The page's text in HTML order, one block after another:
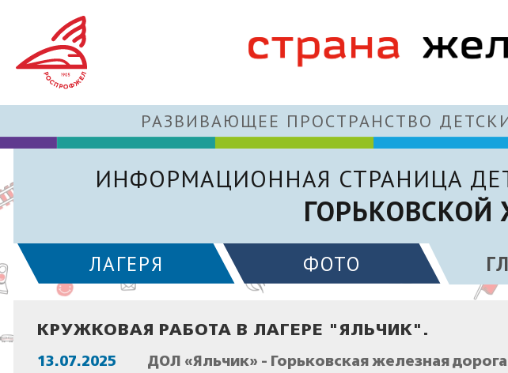
РАЗВИВАЮЩЕЕ ПРОСТРАНСТВО
ИНФОРМАЦИОННАЯ СТРАНИЦА
ГОРЬКОВСКОЙ
ЛАГЕРЯ ФОТО
КРУЖКОВАЯ РАБОТА В ЛАГЕРЕ "ЯЛЬЧИК".
13.07.2025 ДОЛ «Яльчик» - Горьковская железная дорога